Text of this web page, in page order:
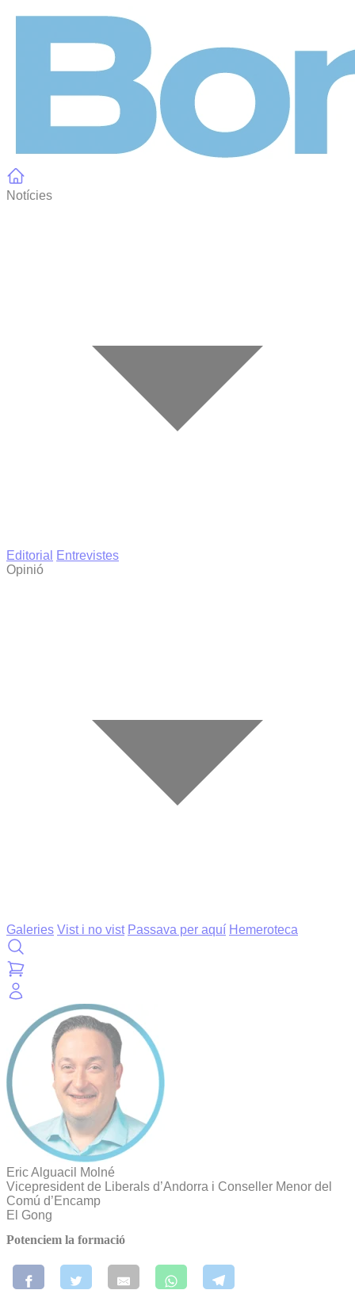
Notícies
Editorial
Entrevistes
Opinió
Galeries Vist i no vist Passava per aquí Hemeroteca
Eric Alguacil Molné
Vicepresident de Liberals d’Andorra i Conseller Menor del
Comú d’Encamp
El Gong
Potenciem la formació